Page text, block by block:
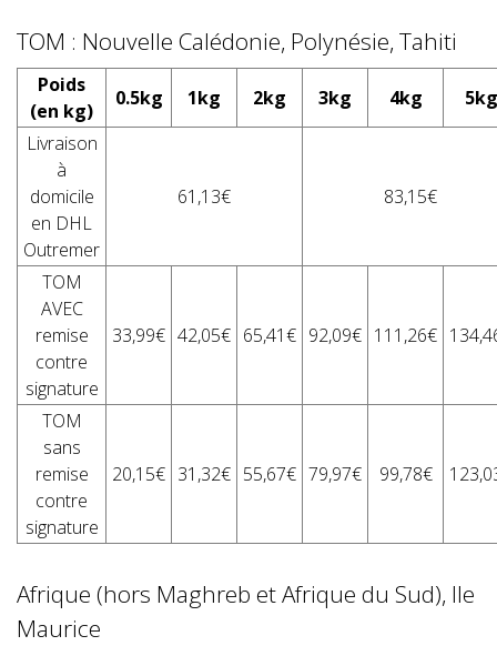
TOM : Nouvelle Calédonie, Polynésie, Tahiti
Poids
(en kg)
0.5kg 1kg 2kg 3kg 4kg
5kg
Livraison
à
domicile
en DHL
Outremer
61,13€ 83,15€
TOM
AVEC
remise
contre
signature
33,99€ 42,05€ 65,41€ 92,09€ 111,26€
TOM
sans
remise
contre
signature
20,15€ 31,32€ 55,67€ 79,97€ 99,78€
Afrique (hors Maghreb et Afrique du Sud), Ile
Maurice